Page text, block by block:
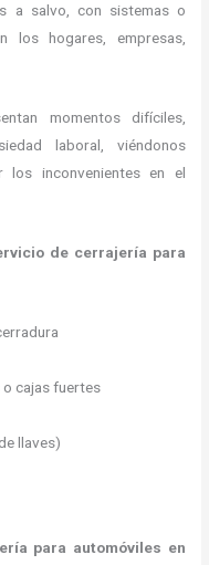
a salvo, con sistemas o
los hogares, empresas,
momentos difíciles,
laboral, viéndonos
los inconvenientes en el
de cerrajería para
cajas fuertes
llaves)
para automóviles en